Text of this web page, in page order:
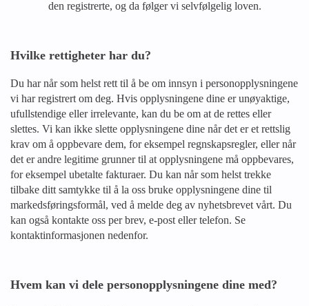
den registrerte, og da følger vi selvfølgelig loven.
Hvilke rettigheter har du?
Du har når som helst rett til å be om innsyn i personopplysningene
vi har registrert om deg. Hvis opplysningene dine er unøyaktige,
ufullstendige eller irrelevante, kan du be om at de rettes eller
slettes. Vi kan ikke slette opplysningene dine når det er et rettslig
krav om å oppbevare dem, for eksempel regnskapsregler, eller når
det er andre legitime grunner til at opplysningene må oppbevares,
for eksempel ubetalte fakturaer. Du kan når som helst trekke
tilbake ditt samtykke til å la oss bruke opplysningene dine til
markedsføringsformål, ved å melde deg av nyhetsbrevet vårt. Du
kan også kontakte oss per brev, e-post eller telefon. Se
kontaktinformasjonen nedenfor.
Hvem kan vi dele personopplysningene dine med?